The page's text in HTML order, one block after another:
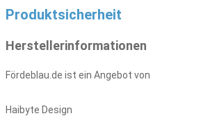
Produktsicherheit
Herstellerinformationen
Fördeblau.de ist ein Angebot von
Haibyte Design